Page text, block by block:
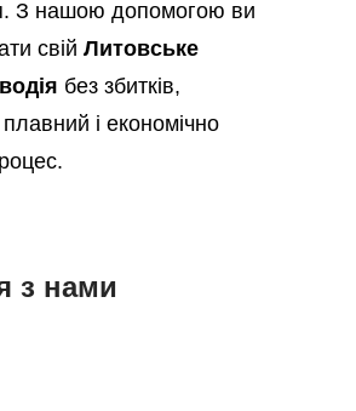
З нашою допомогою ви
свій Литовське
без збитків,
і економічно
з нами